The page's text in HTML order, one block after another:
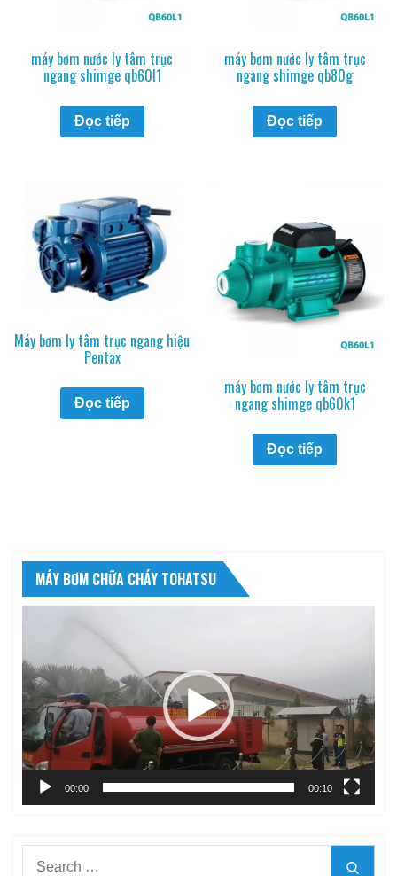
máy bơm nước ly tâm trục
ngang shimge qb60l1
Đọc tiếp
máy bơm nước ly tâm trục
ngang shimge qb80g
Đọc tiếp
Máy bơm ly tâm trục ngang hiệu
Pentax
Đọc tiếp
máy bơm nước ly tâm trục
ngang shimge qb60k1
Đọc tiếp
MÁY BƠM CHỮA CHÁY TOHATSU
Video
00:00 00:10